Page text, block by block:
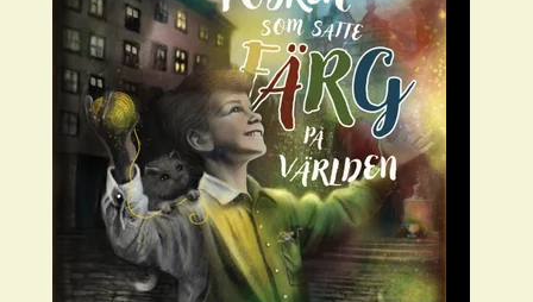
Vinnare
FAQ
För bibliotek